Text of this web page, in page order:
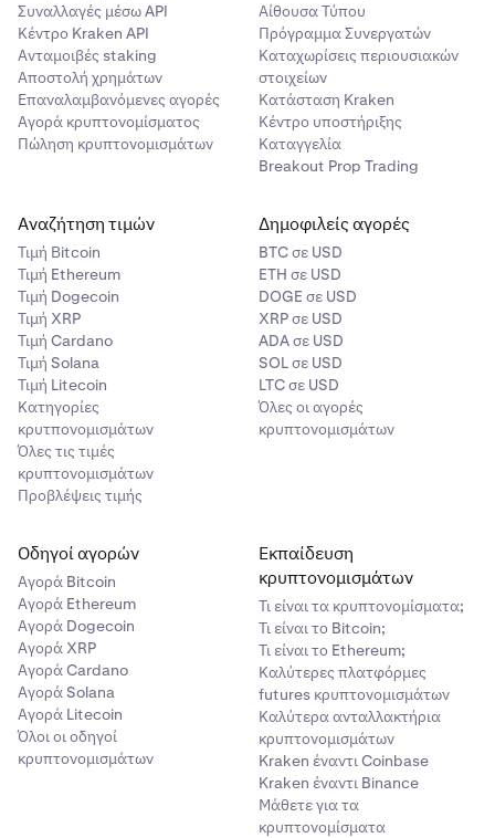
Συναλλαγές μέσω API
Κέντρο Kraken API
Ανταμοιβές staking
Αποστολή χρημάτων
Επαναλαμβανόμενες αγορές
Αγορά κρυπτονομίσματος
Πώληση κρυπτονομισμάτων
Αίθουσα Τύπου
Πρόγραμμα Συνεργατών
Καταχωρίσεις περιουσιακών
στοιχείων
Κατάσταση Kraken
Κέντρο υποστήριξης
Καταγγελία
Breakout Prop Trading
Αναζήτηση τιμών
Τιμή Βitcoin
Τιμή Ethereum
Τιμή Dogecoin
Τιμή XRP
Τιμή Cardano
Τιμή Solana
Τιμή Litecoin
Κατηγορίες
κρυτπονομισμάτων
Όλες τις τιμές
κρυπτονομισμάτων
Προβλέψεις τιμής
Δημοφιλείς αγορές
BTC σε USD
ETH σε USD
DOGE σε USD
XRP σε USD
ADA σε USD
SOL σε USD
LTC σε USD
Όλες οι αγορές
κρυπτονομισμάτων
Οδηγοί αγορών
Αγορά Bitcoin
Αγορά Ethereum
Αγορά Dogecoin
Αγορά XRP
Αγορά Cardano
Αγορά Solana
Αγορά Litecoin
Όλοι οι οδηγοί
κρυπτονομισμάτων
Εκπαίδευση
κρυπτονομισμάτων
Τι είναι τα κρυπτονομίσματα;
Τι είναι το Bitcoin;
Τι είναι το Ethereum;
Καλύτερες πλατφόρμες
futures κρυπτονομισμάτων
Καλύτερα ανταλλακτήρια
κρυπτονομισμάτων
Kraken έναντι Coinbase
Kraken έναντι Binance
Μάθετε για τα
κρυπτονομίσματα